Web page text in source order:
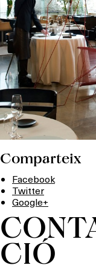
Comparteix
Facebook
Twitter
Google+
CIÓ